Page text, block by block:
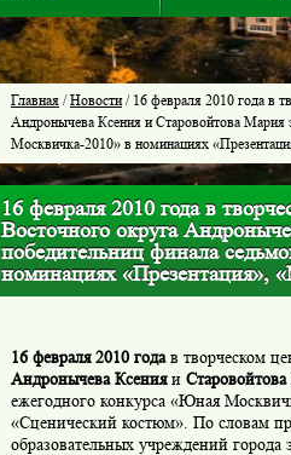
Главная /Новости/ 16 февраля 2010 года в
Андронычева Ксения и Старовойтова Мария
Москвичка-2010» в номинациях
16 февраля 2010 года в
Восточного округа
победительниц финала
номинациях «Презентация»,
16 февраля 2010 годав творческом
Андронычева Ксенияи
ежегодного конкурса «Юная
«Сценический костюм». По словам
образовательных учреждений